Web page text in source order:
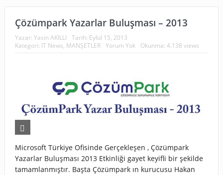
Çözümpark Yazarlar Buluşması – 2013
Yazar: Yasin AKILLI Tarih: Eylül 15, 2013
Kategori: IT News, MANŞETLER Yorum Yok Okunma: 4.138 views
Microsoft Türkiye Ofisinde Gerçekleşen , Çözümpark
Yazarlar Buluşması 2013 Etkinliği gayet keyifli bir şekilde
tamamlanmıştır. Başta Çözümpark ın kurucusu Hakan